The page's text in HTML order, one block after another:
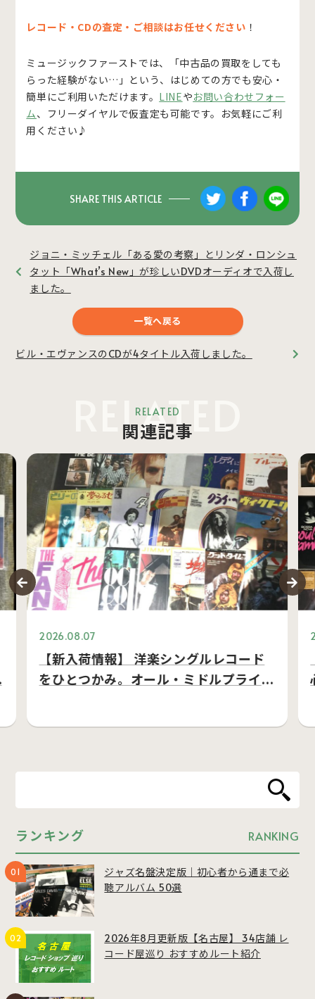
レコード・CDの査定・ご相談はお任せください ！
ミュージックファーストでは、「中古品の買取をしても
らった経験がない…」という、はじめての方でも安心・
簡単にご利用いただけます。 LINEやお問い合わせフォー
ム、フリーダイヤルで仮査定も可能です。お気軽にご利
用ください♪
SHARE THIS ARTICLE
ジョニ・ミッチェル「ある愛の考察」とリンダ・ロンシュ
タット「What’s New」が珍しいDVDオーディオで入荷し
ました。
一覧へ戻る
ビル・エヴァンスのCDが4タイトル入荷しました。
RELATED
RELATED
関連記事
2026.08.07
【新入荷情報】 洋楽シングルレコード
をひとつかみ。オール・ミドルプライ
ランキング RANKING
ジャズ名盤決定版｜初心者から通まで必
聴アルバム 50選
2026年8月更新版【名古屋】 34店舗 レ
コード屋巡り おすすめルート紹介